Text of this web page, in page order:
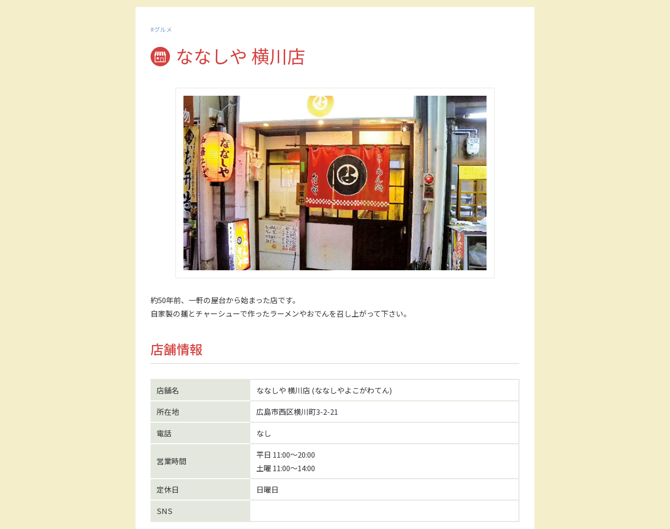
グルメ
ななしや 横川店
約50年前、一軒の屋台から始まった店です。
自家製の麺とチャーシューで作ったラーメンやおでんを召し上がって下さい。
店舗情報
店舗名 ななしや 横川店 (ななしやよこがわてん)
所在地 広島市西区横川町3-2-21
電話 なし
営業時間
平日 11:00～20:00
土曜 11:00～14:00
定休日 日曜日
SNS